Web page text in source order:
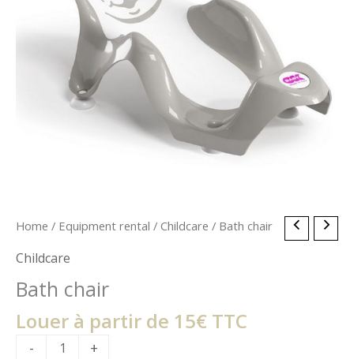
Home / Equipment rental / Childcare / Bath chair
Childcare
Bath chair
Louer à partir de 15€ TTC
-
Bath
quantity
+